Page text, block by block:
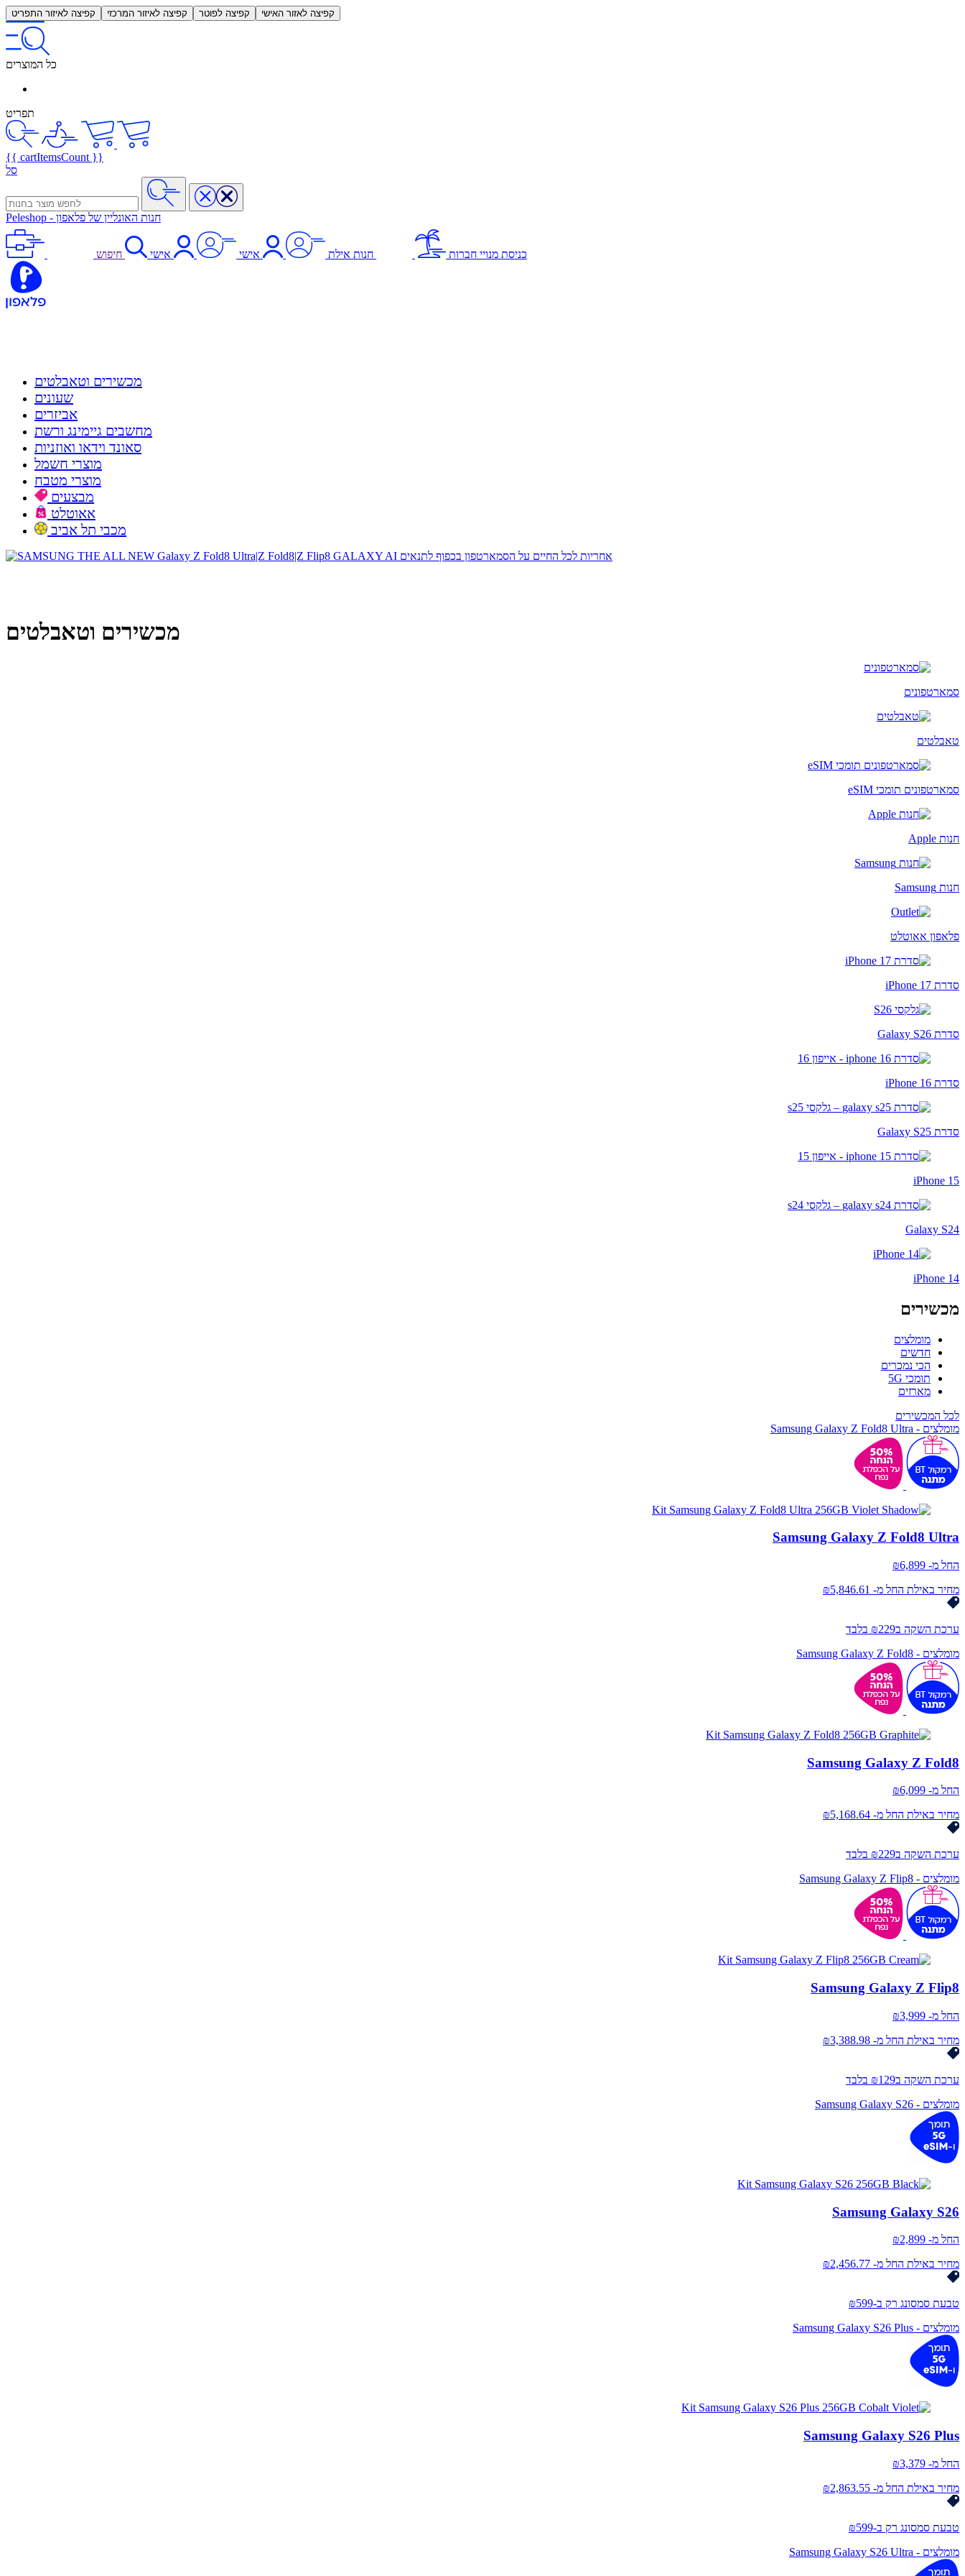
קפיצה לאיזור התפריט קפיצה לאיזור המרכזי קפיצה לפוטר קפיצה לאזור האישי
כל המוצרים
תפריט
{{ cartItemsCount }}
סל
Peleshop - חנות האונליין של פלאפון
כניסת מנויי חברות חנות אילת אישי אישי חיפוש
מכשירים וטאבלטים
שעונים
אביזרים
מחשבים גיימינג ורשת
סאונד וידאו ואוזניות
מוצרי חשמל
מוצרי מטבח
מבצעים
אאוטלט
מכבי תל אביב
מכשירים וטאבלטים
סמארטפונים
טאבלטים
סמארטפונים תומכי eSIM
חנות Apple
חנות Samsung
פלאפון אאוטלט
סדרת iPhone 17
סדרת Galaxy S26
סדרת iPhone 16
סדרת Galaxy S25
iPhone 15
Galaxy S24
iPhone 14
מכשירים
מומלצים
חדשים
הכי נמכרים
תומכי 5G
מארזים
לכל המכשירים
מומלצים - Samsung Galaxy Z Fold8 Ultra
Samsung Galaxy Z Fold8 Ultra
החל מ-
₪
מחיר באילת החל מ- ₪5,846.61
ערכת השקה ב₪229 בלבד
מומלצים - Samsung Galaxy Z Fold8
Samsung Galaxy Z Fold8
החל מ-
₪
מחיר באילת החל מ- ₪5,168.64
ערכת השקה ב₪229 בלבד
מומלצים - Samsung Galaxy Z Flip8
Samsung Galaxy Z Flip8
החל מ-
₪
מחיר באילת החל מ- ₪3,388.98
ערכת השקה ב₪129 בלבד
מומלצים - Samsung Galaxy S26
Samsung Galaxy S26
החל מ-
₪
מחיר באילת החל מ- ₪2,456.77
טבעת סמסונג רק ב-₪599
מומלצים - Samsung Galaxy S26 Plus
Samsung Galaxy S26 Plus
החל מ-
₪
מחיר באילת החל מ- ₪2,863.55
טבעת סמסונג רק ב-₪599
מומלצים - Samsung Galaxy S26 Ultra